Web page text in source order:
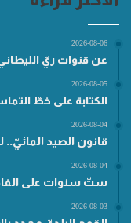
2026-08-06
عن قنوات ريّ
2026-08-05
الكتابة على خطّ
2026-08-04
قانون الصيد المائيّ..
2026-08-04
ستّ سنوات على
2026-08-03